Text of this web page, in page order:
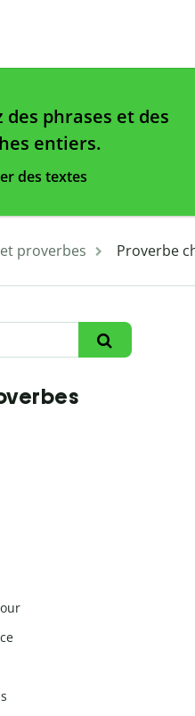
des phrases et des
entiers.
des textes
proverbes Proverbe